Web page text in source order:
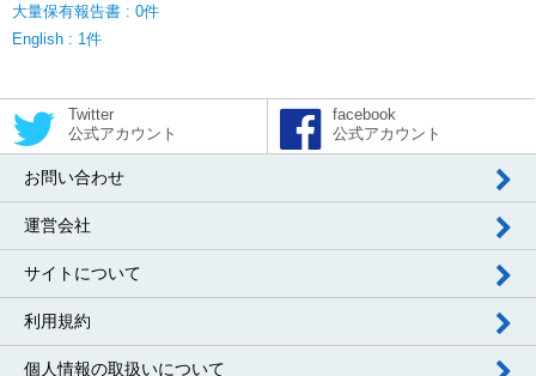
大量保有報告書 : 0件
English : 1件
Twitter
公式アカウント
facebook
公式アカウント
お問い合わせ
運営会社
サイトについて
利用規約
個人情報の取扱いについて